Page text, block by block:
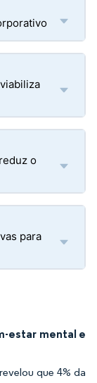
o
para
estar mental e
que 4% da